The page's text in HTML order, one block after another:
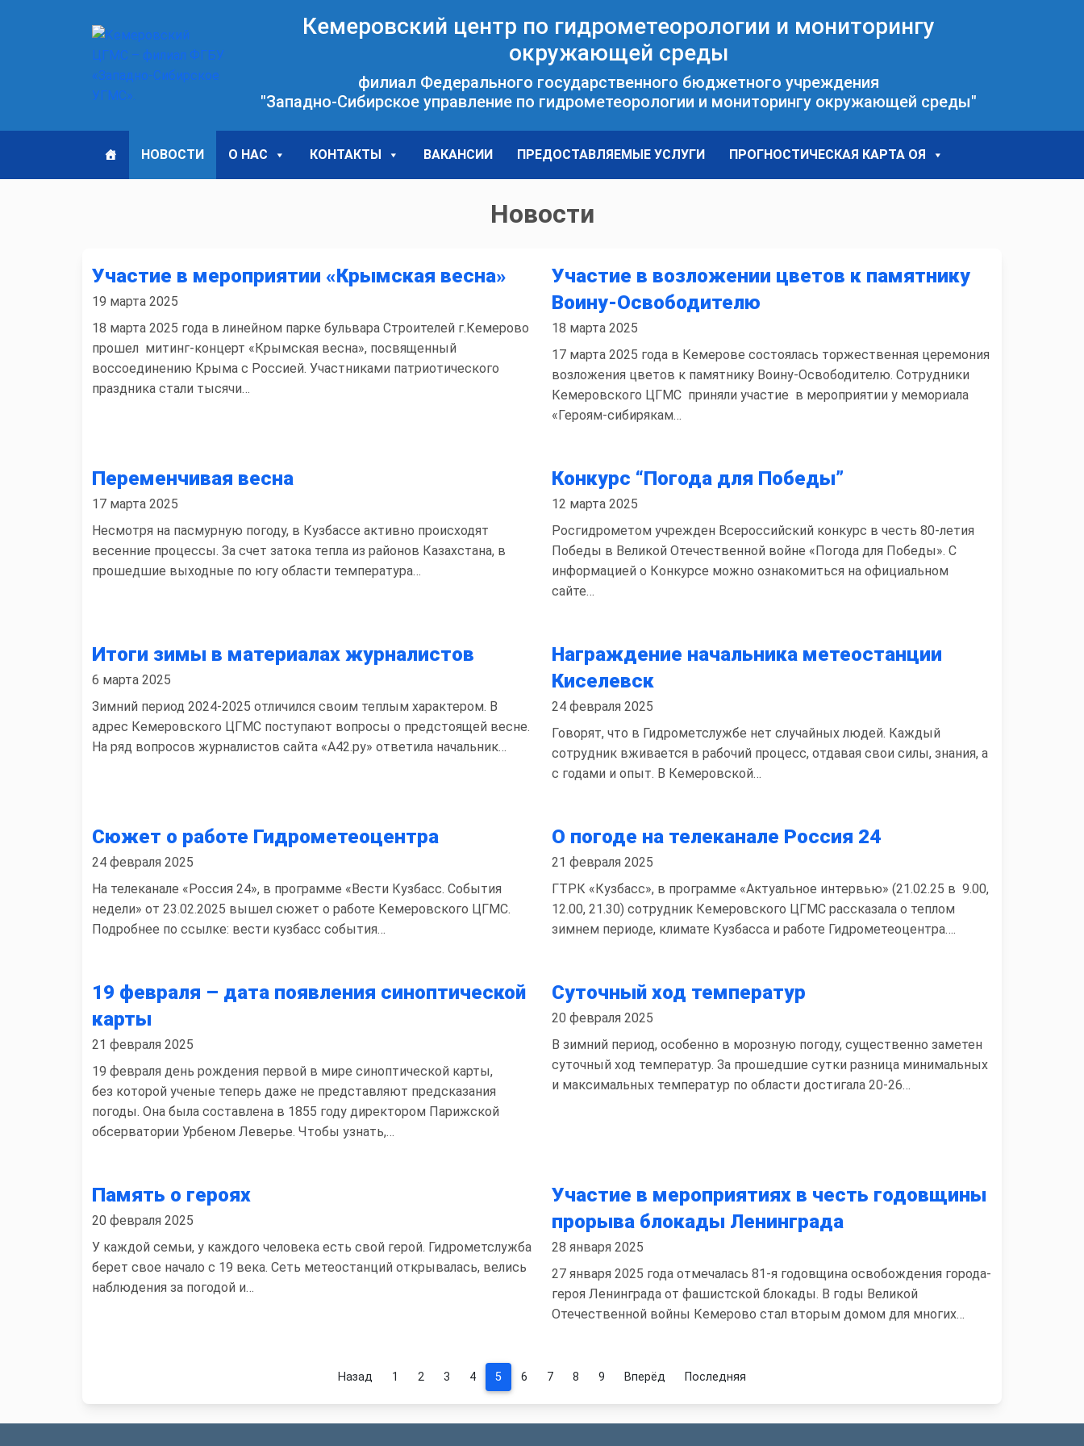
Кемеровский центр по гидрометеорологии и мониторингу
окружающей среды
филиал Федерального государственного бюджетного учреждения
"Западно-Сибирское управление по гидрометеорологии и мониторингу окружающей среды"
НОВОСТИ О НАС КОНТАКТЫ ВАКАНСИИ ПРЕДОСТАВЛЯЕМЫЕ УСЛУГИ ПРОГНОСТИЧЕСКАЯ КАРТА ОЯ
Новости
Участие в мероприятии «Крымская весна»
19 марта 2025
18 марта 2025 года в линейном парке бульвара Строителей г.Кемерово
прошел митинг-концерт «Крымская весна», посвященный
воссоединению Крыма с Россией. Участниками патриотического
праздника стали тысячи…
Участие в возложении цветов к памятнику
Воину-Освободителю
18 марта 2025
17 марта 2025 года в Кемерове состоялась торжественная церемония
возложения цветов к памятнику Воину-Освободителю. Сотрудники
Кемеровского ЦГМС приняли участие в мероприятии у мемориала
«Героям-сибирякам…
Переменчивая весна
17 марта 2025
Несмотря на пасмурную погоду, в Кузбассе активно происходят
весенние процессы. За счет затока тепла из районов Казахстана, в
прошедшие выходные по югу области температура…
Конкурс “Погода для Победы”
12 марта 2025
Росгидрометом учрежден Всероссийский конкурс в честь 80-летия
Победы в Великой Отечественной войне «Погода для Победы». С
информацией о Конкурсе можно ознакомиться на официальном
сайте…
Итоги зимы в материалах журналистов
6 марта 2025
Зимний период 2024-2025 отличился своим теплым характером. В
адрес Кемеровского ЦГМС поступают вопросы о предстоящей весне.
На ряд вопросов журналистов сайта «А42.ру» ответила начальник…
Награждение начальника метеостанции
Киселевск
24 февраля 2025
Говорят, что в Гидрометслужбе нет случайных людей. Каждый
сотрудник вживается в рабочий процесс, отдавая свои силы, знания, а
с годами и опыт. В Кемеровской…
Сюжет о работе Гидрометеоцентра
24 февраля 2025
На телеканале «Россия 24», в программе «Вести Кузбасс. События
недели» от 23.02.2025 вышел сюжет о работе Кемеровского ЦГМС.
Подробнее по ссылке: вести кузбасс события…
О погоде на телеканале Россия 24
21 февраля 2025
ГТРК «Кузбасс», в программе «Актуальное интервью» (21.02.25 в 9.00,
12.00, 21.30) сотрудник Кемеровского ЦГМС рассказала о теплом
зимнем периоде, климате Кузбасса и работе Гидрометеоцентра….
19 февраля – дата появления синоптической
карты
21 февраля 2025
19 февраля день рождения первой в мире синоптической карты,
без которой ученые теперь даже не представляют предсказания
погоды. Она была составлена в 1855 году директором Парижской
обсерватории Урбеном Леверье. Чтобы узнать,…
Суточный ход температур
20 февраля 2025
В зимний период, особенно в морозную погоду, существенно заметен
суточный ход температур. За прошедшие сутки разница минимальных
и максимальных температур по области достигала 20-26…
Память о героях
20 февраля 2025
У каждой семьи, у каждого человека есть свой герой. Гидрометслужба
берет свое начало с 19 века. Сеть метеостанций открывалась, велись
наблюдения за погодой и…
Участие в мероприятиях в честь годовщины
прорыва блокады Ленинграда
28 января 2025
27 января 2025 года отмечалась 81-я годовщина освобождения города-
героя Ленинграда от фашистской блокады. В годы Великой
Отечественной войны Кемерово стал вторым домом для многих…
Назад 1 2 3 4 5 6 7 8 9 Вперёд Последняя